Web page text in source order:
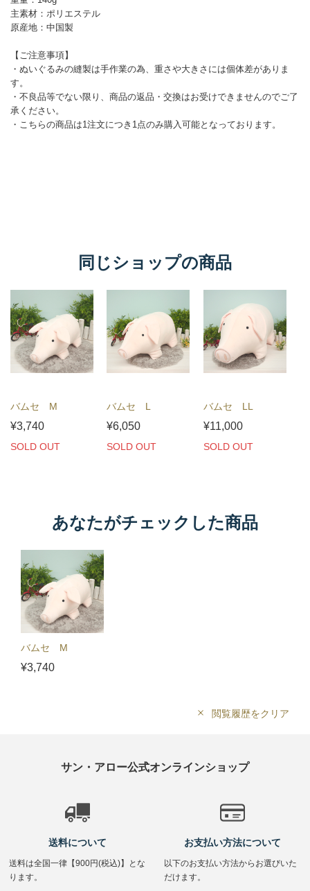
同じショップの商品
バムセ M
¥3,740
SOLD OUT
バムセ L
¥6,050
SOLD OUT
バムセ LL
¥11,000
SOLD OUT
あなたがチェックした商品
バムセ M
¥3,740
閲覧履歴をクリア
サン・アロー公式オンラインショップ